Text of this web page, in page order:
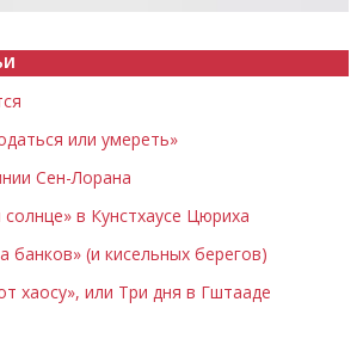
или умереть»
Сен-Лорана
в Кунстхаусе Цюриха
банков» (и кисельных берегов)
хаосу», или Три дня в Гштааде